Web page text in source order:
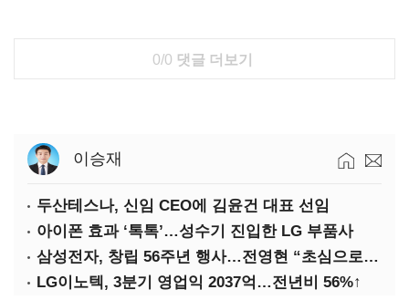
0/0 댓글 더보기
이승재
두산테스나, 신임 CEO에 김윤건 대표 선임
아이폰 효과 ‘톡톡’…성수기 진입한 LG 부품사
삼성전자, 창립 56주년 행사…전영현 “초심으로 경쟁력 회복해야”
LG이노텍, 3분기 영업익 2037억…전년비 56%↑